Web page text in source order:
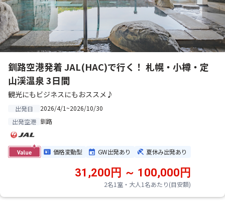
釧路空港発着 JAL(HAC)で行く！ 札幌・小樽・定
山渓温泉 3日間
観光にもビジネスにもおススメ♪
出発日
2026/4/1~2026/10/30
出発空港 釧路
価格変動型 GW出発あり 夏休み出発あり
2名1室・大人1名あたり(目安額)
31,200円 ～ 100,000円